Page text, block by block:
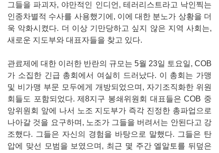
그들을 파괴자, 야만적인 인디언, 테러리스트라고 낙인찍는
인종차별적 수사를 사용했기에, 이에 대한 분노가 상황을 더
욱 악화시켰다. 더 이상 기만당하고 싶지 않은 지역 사회는,
새로운 지도부와 대표자들을 찾고 있다.
관료제에 대한 이러한 반란의 규모는 5월 23일 토요일, COB
가 소집한 긴급 총회에서 여실히 드러났다. 이 총회는 가맹
및 비가맹 부문 모두에게 개방되었으며, 자기조직화한 위원
회들도 포함되었다. 제8지구 봉쇄위원회 대표들은 COB 중
앙위원회 앞에 나서 노조 지도부가 즉각 진정한 총파업으로
나아갈 것을 요구하며, 노조가 그들을 버려서는 안된다고 강
조했다. 그들은 자신의 경험을 바탕으로 말했다. 그들은 탄
압에 맞선 모범을 보였으며, 최근 몇 주간 엘알토를 뒤덮은